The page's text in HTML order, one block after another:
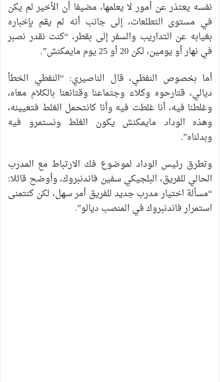
نفسه يعتذر عن أمور لا يعلمها، مضيفا أن الأخير لم يكن
في مستوى التطلعات، إلى جانب أنه لم يقم بإخباره
بغيابه عن التداريب والسفر إلى بقطر، “كنت نقدر نصبر
في نهار أو يومين، لكن 20 أو 25 يوم مايمكنش”.
أما بخصوص النفطي، قال الناصيري: “النفطي الخطأ
ديالي، قتارحوه وكلاء وجتماعنا وقتانعنا بالكلام معاه،
وغلطنا فيه، أنا غلطت فيه وأنا كانتحمل الغلط فتعيينه،
وهذه الوداد مايمكنش يكون الغلط ونستمرو فيه
وبدلناه”.
وتطرق رئيس الوداد لموضوع فك الارتباط مع المدرب
الحالي للفريق، البلجيكي سفين فاندنبروك، وأوضح قائلا:
“مسألة اختيار مدرب جديد للفريق أمر سهل، لكن كنتمنى
استمرار فاندنبروك في المنصب ديالو”.